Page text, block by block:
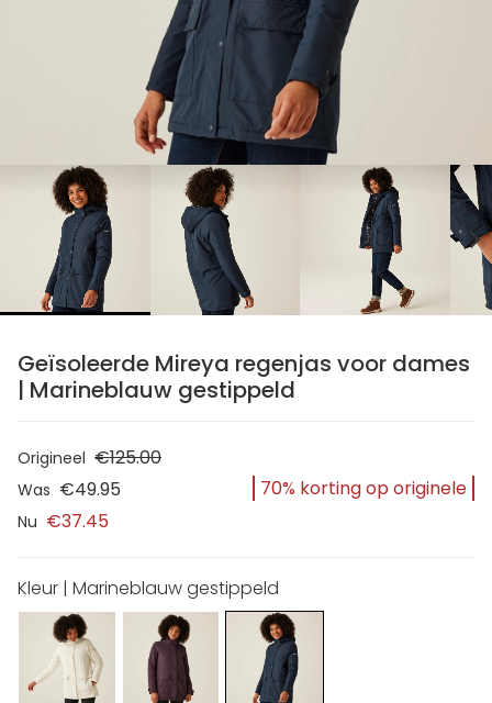
chevron_right
Geïsoleerde Mireya regenjas voor dames
| Marineblauw gestippeld
Origineel €125.00
Was €49.95
Nu €37.45
70% korting op originele
Kleur | Marineblauw gestippeld